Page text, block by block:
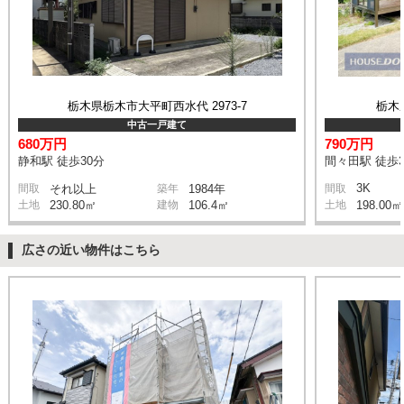
栃木県栃木市大平町西水代 2973-7
中古一戸建て
680万円
静和駅 徒歩30分
間取 それ以上 築年 1984年
土地 230.80㎡ 建物 106.4㎡
栃木
790万円
間々田駅 徒歩
間取 3K
土地 198.00㎡
広さの近い物件はこちら